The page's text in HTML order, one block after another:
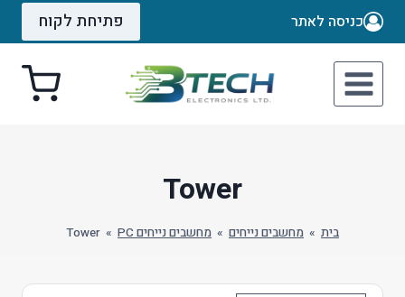
Skip
כניסה לאתר פתיחת לקוח
Tower
בית » מחשבים נייחים » מחשבים נייחים PC »
Tower